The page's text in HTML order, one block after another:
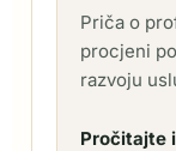
Priča o
procjeni
razvoju
Pročitajte